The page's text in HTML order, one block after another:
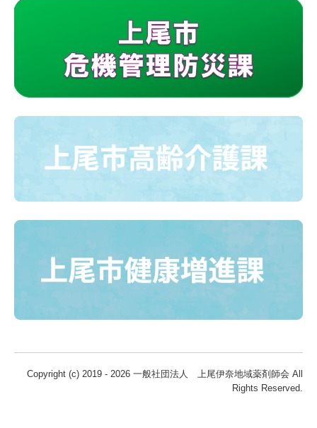
Copyright (c) 2019 - 2026 一般社団法人 上尾伊奈地域薬剤師会 All
Rights Reserved.